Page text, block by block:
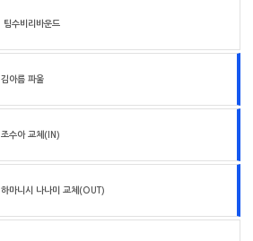
팀수비리바운드
김아름 파울
조수아 교체(IN)
하마니시 나나미 교체(OUT)